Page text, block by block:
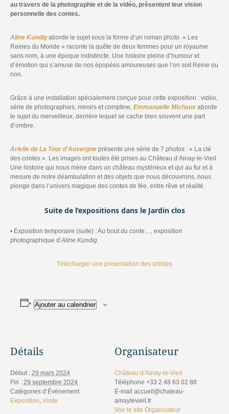
au travers de la photographie et de la vidéo, présentent leur vision
personnelle des contes.
Aline Kundig aborde le sujet sous la forme d’un roman photo. « Les
Reines du Monde » raconte la quête de deux femmes pour un royaume
sans nom, à une époque indistincte. Une histoire pleine d’humour et
d’émotion qui s’amuse de nos épopées amoureuses que l’on soit Reine ou
non.
Grâce à une installation spécialement conçue pour cette exposition : vidéo,
série de photographies, miroirs et comptine, Emmanuelle Michaux aborde
le sujet du merveilleux, derrière lequel se cache bien souvent une part
d’ombre.
Arielle de La Tour d’Auvergne présente une série de 7 photos : « La clé
des contes ». Les images ont toutes été prises au Château d’Ainay-le-Vieil.
Une histoire qui nous mène dans un château mystérieux et qui au fur et à
mesure de notre déambulation et des objets que nous découvrons, nous
plonge dans l’univers magique des contes de fée, entre rêve et réalité.
Suite de l’expositions dans le Jardin clos
• Exposition temporaire (suite) : Au bout du conte…, exposition
photographique d’Aline Kundig.
Télécharger une présentation des artistes
Ajouter au calendrier
Détails
Début : 29 mars 2024
Fin : 29 septembre 2024
Catégories d’Évènement:
Exposition Visite
Organisateur
Château d’Ainay-le-Vieil
Téléphone +33 2 48 63 02 88
E-mail accueil@chateau-
ainaylevieil.fr
Voir le site Organisateur